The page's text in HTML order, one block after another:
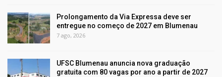
Prolongamento da Via Expressa deve ser
entregue no começo de 2027 em Blumenau
7 ago, 2026
UFSC Blumenau anuncia nova graduação
gratuita com 80 vagas por ano a partir de 2027